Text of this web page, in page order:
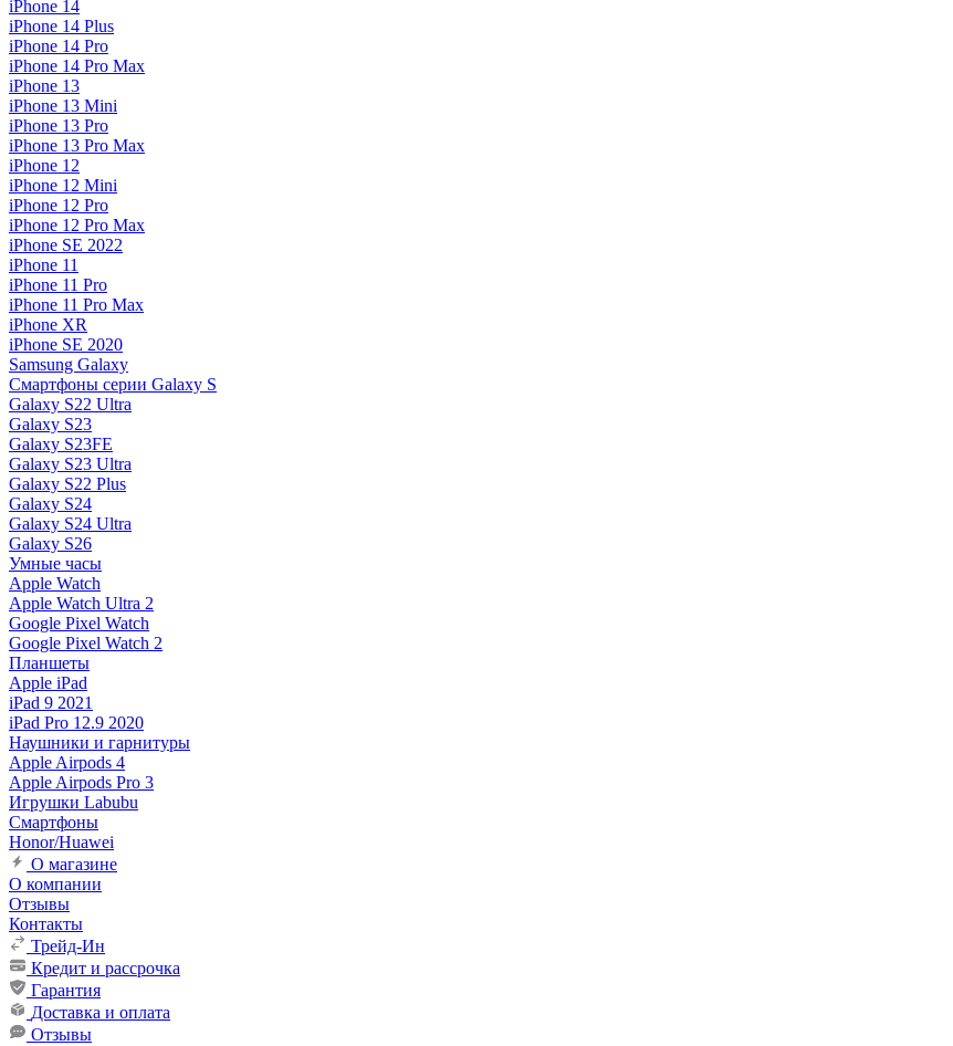
iPhone 14
iPhone 14 Plus
iPhone 14 Pro
iPhone 14 Pro Max
iPhone 13
iPhone 13 Mini
iPhone 13 Pro
iPhone 13 Pro Max
iPhone 12
iPhone 12 Mini
iPhone 12 Pro
iPhone 12 Pro Max
iPhone SE 2022
iPhone 11
iPhone 11 Pro
iPhone 11 Pro Max
iPhone XR
iPhone SE 2020
Samsung Galaxy
Смартфоны серии Galaxy S
Galaxy S22 Ultra
Galaxy S23
Galaxy S23FE
Galaxy S23 Ultra
Galaxy S22 Plus
Galaxy S24
Galaxy S24 Ultra
Galaxy S26
Умные часы
Apple Watch
Apple Watch Ultra 2
Google Pixel Watch
Google Pixel Watch 2
Планшеты
Apple iPad
iPad 9 2021
iPad Pro 12.9 2020
Наушники и гарнитуры
Apple Airpods 4
Apple Airpods Pro 3
Игрушки Labubu
Смартфоны
Honor/Huawei
О магазине
О компании
Отзывы
Контакты
Трейд-Ин
Кредит и рассрочка
Гарантия
Доставка и оплата
Отзывы